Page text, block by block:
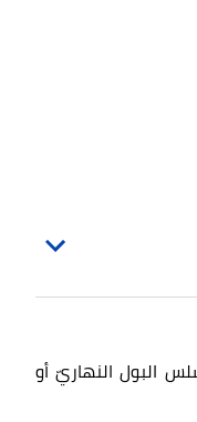
البول النهاريّ أو